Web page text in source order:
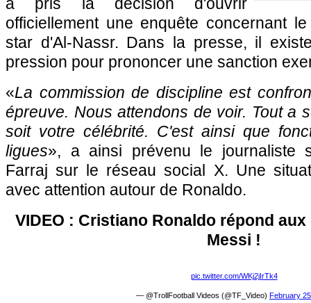
officiellement une enquête concernant
star d'Al-Nassr. Dans la presse, il
pression pour prononcer une sanction
«La commission de discipline est
épreuve. Nous attendons de voir. Tout a
soit votre célébrité. C'est ainsi que
ligues», a ainsi prévenu le journaliste
Farraj sur le réseau social X. Une
avec attention autour de Ronaldo.
VIDEO : Cristiano Ronaldo répond
Messi !
pic.twitter.com/WKj2jIrTk4
— @TrollFootball Videos (@TF_Video) February